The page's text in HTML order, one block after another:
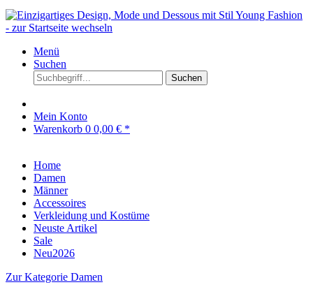
Menü
Suchen
Suchen
Mein Konto
Warenkorb 0 0,00 € *
Home
Damen
Männer
Accessoires
Verkleidung und Kostüme
Neuste Artikel
Sale
Neu2026
Zur Kategorie Damen